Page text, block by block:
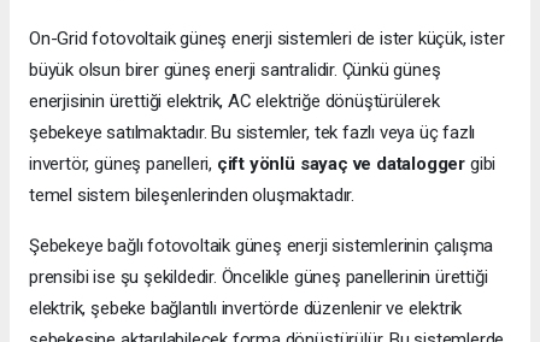
On-Grid fotovoltaik güneş enerji sistemleri de ister küçük, ister
büyük olsun birer güneş enerji santralidir. Çünkü güneş
enerjisinin ürettiği elektrik, AC elektriğe dönüştürülerek
şebekeye satılmaktadır. Bu sistemler, tek fazlı veya üç fazlı
invertör, güneş panelleri, çift yönlü sayaç ve datalogger gibi
temel sistem bileşenlerinden oluşmaktadır.
Şebekeye bağlı fotovoltaik güneş enerji sistemlerinin çalışma
prensibi ise şu şekildedir. Öncelikle güneş panellerinin ürettiği
elektrik, şebeke bağlantılı invertörde düzenlenir ve elektrik